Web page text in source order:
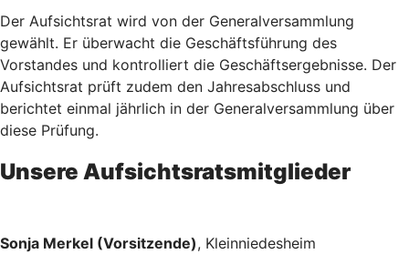
Der Aufsichtsrat wird von der Generalversammlung
gewählt. Er überwacht die Geschäftsführung des
Vorstandes und kontrolliert die Geschäftsergebnisse. Der
Aufsichtsrat prüft zudem den Jahresabschluss und
berichtet einmal jährlich in der Generalversammlung über
diese Prüfung.
Unsere Aufsichtsratsmitglieder
Sonja Merkel (Vorsitzende), Kleinniedesheim